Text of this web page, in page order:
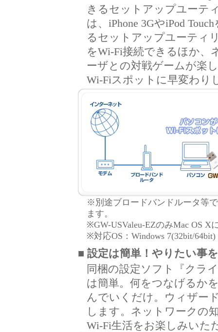
きるセットアップユーテ
は、iPhone 3GやiPod
るセットアップユーティ
をWi-Fi接続できるほか、
ーザとの対戦ゲームが楽
Wi-Fiスポットに早変わり
※別途ブロードバンドルータ等
ます。
※GW-USValeu-EZのみMac OS X
※対応OS：Windows 7(32bit/
■ 設定は簡単！やりたい事
同梱の設定ソフト『クラ
は簡単。何をつなげるか
んでいくだけ。ウィザー
します。ネットワークの
Wi-Fi生活をお楽しみいた